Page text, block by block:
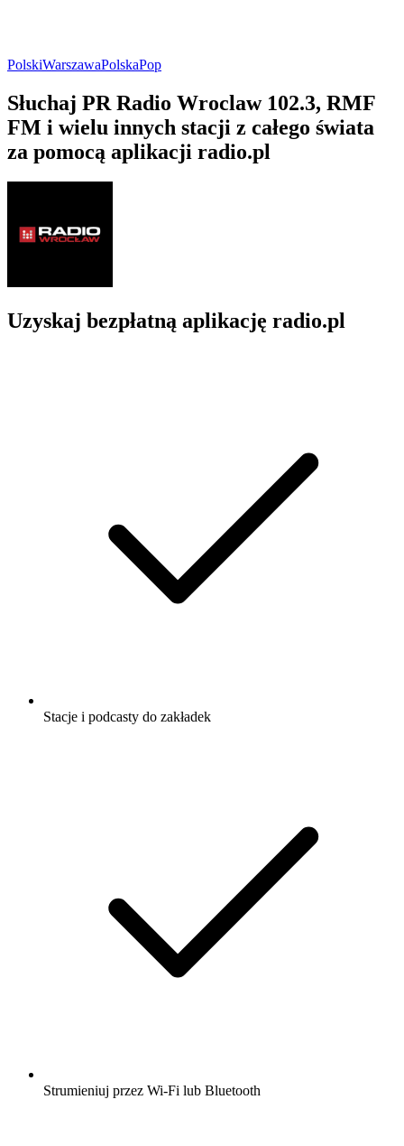
PolskiWarszawaPolskaPop
Słuchaj PR Radio Wroclaw 102.3, RMF
FM i wielu innych stacji z całego świata
za pomocą aplikacji radio.pl
Uzyskaj bezpłatną aplikację radio.pl
Stacje i podcasty do zakładek
Strumieniuj przez Wi-Fi lub Bluetooth